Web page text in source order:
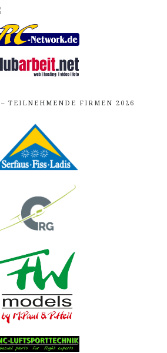
TEILNEHMENDE FIRMEN 2026